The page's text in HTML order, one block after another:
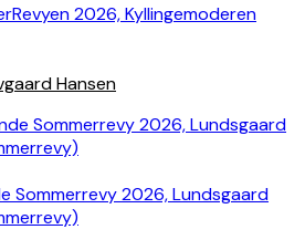
2026, Kyllingemoderen
Hansen
Sommerrevy 2026, Lundsgaard